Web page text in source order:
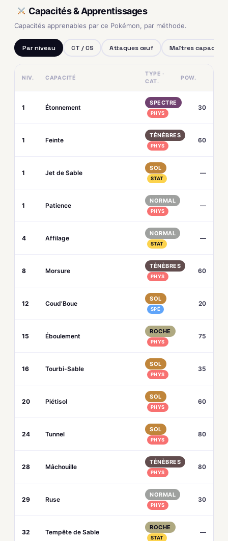
Capacités & Apprentissages
Capacités apprenables par ce Pokémon, par méthode.
Par niveau CT / CS Attaques œuf Maîtres capacités
NIV. CAPACITÉ
TYPE ·
CAT.
POW.
1 Étonnement
SPECTRE
PHYS
30
1 Feinte
TÉNÈBRES
PHYS
60
1 Jet de Sable
SOL
STAT
—
1 Patience
NORMAL
PHYS
—
4 Affilage
NORMAL
STAT
—
8 Morsure
TÉNÈBRES
PHYS
60
12 Coud’Boue
SOL
SPÉ
20
15 Éboulement
ROCHE
PHYS
75
16 Tourbi-Sable
SOL
PHYS
35
20 Piétisol
SOL
PHYS
60
24 Tunnel
SOL
PHYS
80
28 Mâchouille
TÉNÈBRES
PHYS
80
29 Ruse
NORMAL
PHYS
30
32 Tempête de Sable
ROCHE
STAT
—